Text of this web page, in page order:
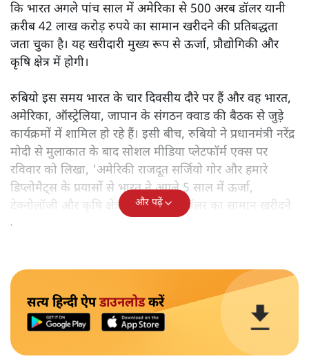
कि भारत अगले पांच साल में अमेरिका से 500 अरब डॉलर यानी
क़रीब 42 लाख करोड़ रुपये का सामान खरीदने की प्रतिबद्धता
जता चुका है। यह खरीदारी मुख्य रूप से ऊर्जा, प्रौद्योगिकी और
कृषि क्षेत्र में होगी।
रुबियो इस समय भारत के चार दिवसीय दौरे पर हैं और वह भारत,
अमेरिका, ऑस्ट्रेलिया, जापान के संगठन क्वाड की बैठक से जुड़े
कार्यक्रमों में शामिल हो रहे हैं। इसी बीच, रुबियो ने प्रधानमंत्री नरेंद्र
मोदी से मुलाकात के बाद सोशल मीडिया प्लेटफॉर्म एक्स पर
रविवार को लिखा, 'अमेरिकी राजदूत सर्जियो गोर और हमारे
डिप्लोमैट्स के प्रयासों से भारत ने अगले 5 साल में ऊर्जा,
टेक्नोलॉजी और कृषि क्षेत्र में 500 अरब डॉलर का सामान खरीदने
का फैसला किया है।'
और पढ़ें
सत्य हिन्दी ऐपडाउनलोडकरें